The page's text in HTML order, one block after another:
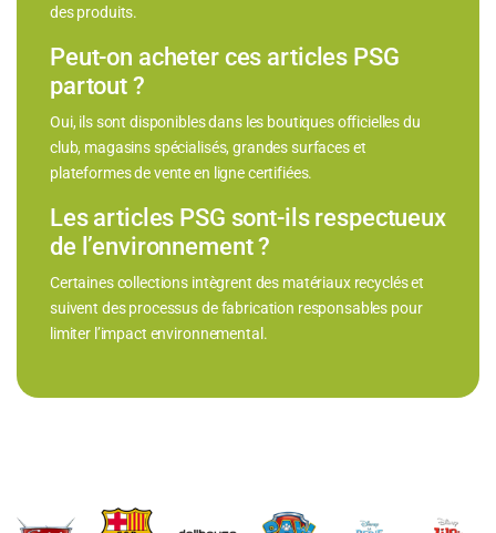
des produits.
Peut-on acheter ces articles PSG
partout ?
Oui, ils sont disponibles dans les boutiques officielles du
club, magasins spécialisés, grandes surfaces et
plateformes de vente en ligne certifiées.
Les articles PSG sont-ils respectueux
de l’environnement ?
Certaines collections intègrent des matériaux recyclés et
suivent des processus de fabrication responsables pour
limiter l’impact environnemental.
Brands Carousel